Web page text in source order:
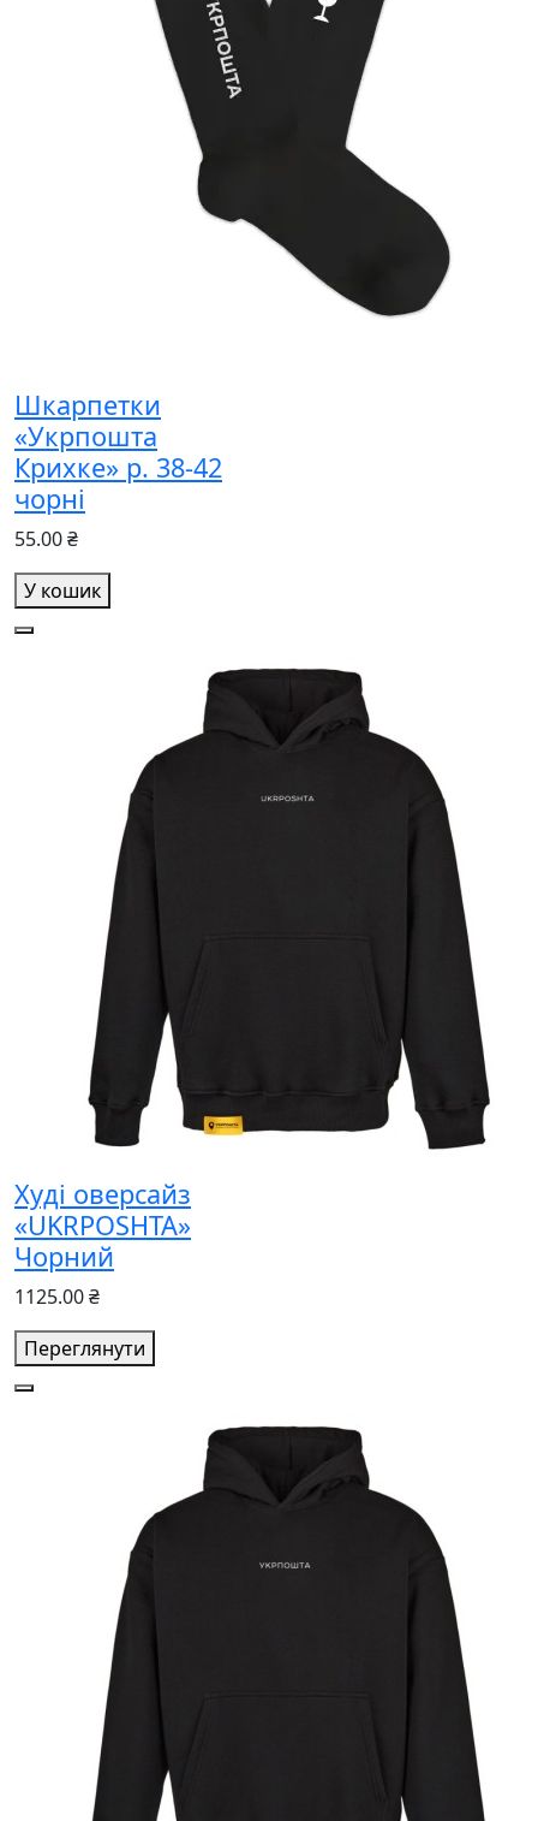
Шкарпетки
«Укрпошта
Крихке» р. 38-42
чорні
55.00 ₴
У кошик
Худі оверсайз
«UKRPOSHTA»
Чорний
1125.00 ₴
Переглянути